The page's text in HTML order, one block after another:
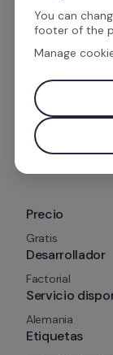
Precio
Gratis
Desarrollador
Factorial
Servicio
Alemania
Etiquetas
Agenda
You can
footer of the
Manage